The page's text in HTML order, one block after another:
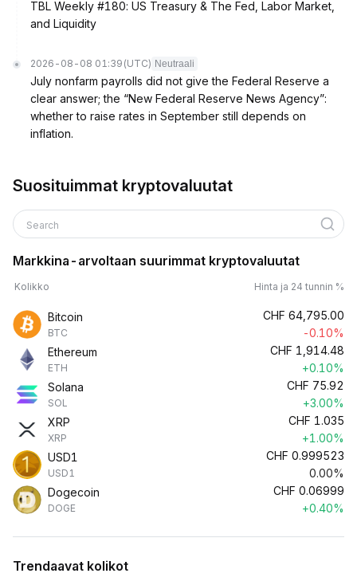
TBL Weekly #180: US Treasury & The Fed, Labor Market,
and Liquidity
2026-08-08 01:39 (UTC) Neutraali
July nonfarm payrolls did not give the Federal Reserve a
clear answer; the “New Federal Reserve News Agency”:
whether to raise rates in September still depends on
inflation.
Suosituimmat kryptovaluutat
Search
Markkina-arvoltaan suurimmat kryptovaluutat
Kolikko Hinta ja 24 tunnin %
Bitcoin
BTC
CHF 64,795.00
-0.10%
Ethereum
ETH
CHF 1,914.48
+0.10%
Solana
SOL
CHF 75.92
+3.00%
XRP
XRP
CHF 1.035
+1.00%
USD1
USD1
CHF 0.999523
0.00%
Dogecoin
DOGE
CHF 0.06999
+0.40%
Trendaavat kolikot